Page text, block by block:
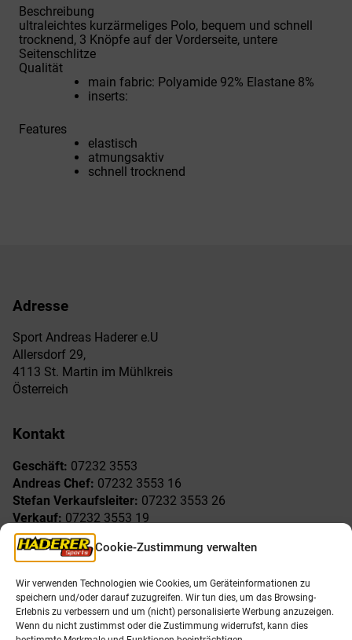
Cookie-Zustimmung verwalten
Wir verwenden Technologien wie Cookies, um Geräteinformationen zu
speichern und/oder darauf zuzugreifen. Wir tun dies, um das Browsing-
Erlebnis zu verbessern und um (nicht) personalisierte Werbung anzuzeigen.
Wenn du nicht zustimmst oder die Zustimmung widerrufst, kann dies
Beschreibung
ultraleichtes kurzärmeliges Polo, bequem und schnell
trocknend, 3 Knöpfe auf der Vorderseite, untere
Seitenschlitze
Qualität
main fabric: Polyamide 92% Elastane 8%
inserts:
Features
elastisch
atmungsaktiv
schnell trocknend
Adresse
Sport Andreas Haderer e.U
Allersdorf 29,
4113 St. Martin im Mühlkreis
Österreich
Kontakt
Geschäft: 07232 3553
Andreas Chef: 07232 3553 16
Stefan Verkaufsleiter: 07232 3553 26
Verkauf: 07232 3553 19
Reklamationen:
Freude am Sport
AGB
Impressum
Allgemeines
Öffnungszeiten
Unser Team